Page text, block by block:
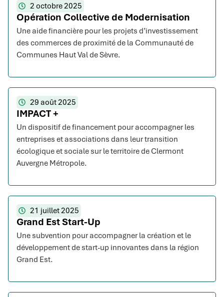
2 octobre 2025
Opération Collective de Modernisation
Une aide financière pour les projets d’investissement
des commerces de proximité de la Communauté de
Communes Haut Val de Sèvre.
29 août 2025
IMPACT +
Un dispositif de financement pour accompagner les
entreprises et associations dans leur transition
écologique et sociale sur le territoire de Clermont
Auvergne Métropole.
21 juillet 2025
Grand Est Start-Up
Une subvention pour accompagner la création et le
développement de start-up innovantes dans la région
Grand Est.